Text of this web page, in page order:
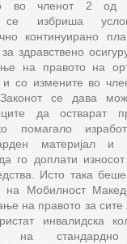
во членот 2 од
се избриша
континуирано
здравствено
на правото на
и со измените во
се дава
да остварат
помагало
материјал
го доплати
Исто така
на Мобилност
на правото за сите
инвалидска
на